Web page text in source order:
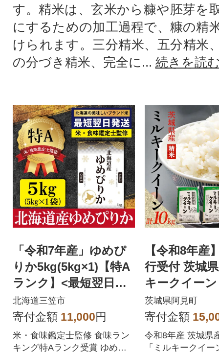
す。精米は、玄米から糠や胚芽を
にするための加工過程で、糠の精
けられます。三分精米、五分精米
の分づき精米、完全に... 続きを読
「令和7年産」ゆめぴ
りか5kg(5kg×1)【特A
ランク】<最短翌日発
送>【1606508】
北海道三笠市
寄付金額 11,000円
米・食味鑑定士監修 食味ラン
キング特Aランク受賞 ゆめぴ
【令和8年産
行受付 茨城
キークイー
g(5kg×2袋)
茨城県阿見町
寄付金額
令和8年産 茨城県
「ミルキークイ